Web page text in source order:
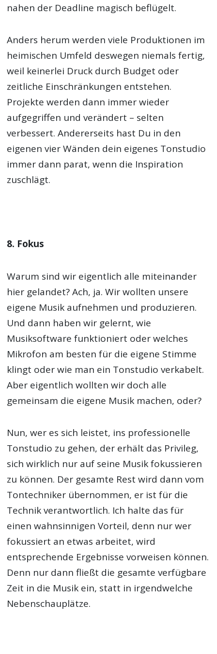
nahen der Deadline magisch beflügelt.
Anders herum werden viele Produktionen im
heimischen Umfeld deswegen niemals fertig,
weil keinerlei Druck durch Budget oder
zeitliche Einschränkungen entstehen.
Projekte werden dann immer wieder
aufgegriffen und verändert – selten
verbessert. Andererseits hast Du in den
eigenen vier Wänden dein eigenes Tonstudio
immer dann parat, wenn die Inspiration
zuschlägt.
8. Fokus
Warum sind wir eigentlich alle miteinander
hier gelandet? Ach, ja. Wir wollten unsere
eigene Musik aufnehmen und produzieren.
Und dann haben wir gelernt, wie
Musiksoftware funktioniert oder welches
Mikrofon am besten für die eigene Stimme
klingt oder wie man ein Tonstudio verkabelt.
Aber eigentlich wollten wir doch alle
gemeinsam die eigene Musik machen, oder?
Nun, wer es sich leistet, ins professionelle
Tonstudio zu gehen, der erhält das Privileg,
sich wirklich nur auf seine Musik fokussieren
zu können. Der gesamte Rest wird dann vom
Tontechniker übernommen, er ist für die
Technik verantwortlich. Ich halte das für
einen wahnsinnigen Vorteil, denn nur wer
fokussiert an etwas arbeitet, wird
entsprechende Ergebnisse vorweisen können.
Denn nur dann fließt die gesamte verfügbare
Zeit in die Musik ein, statt in irgendwelche
Nebenschauplätze.